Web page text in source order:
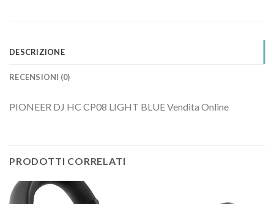
DESCRIZIONE
RECENSIONI (0)
PIONEER DJ HC CP08 LIGHT BLUE Vendita Online
PRODOTTI CORRELATI